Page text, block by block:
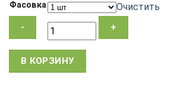
Фасовка Очистить
Количество
В КОРЗИНУ